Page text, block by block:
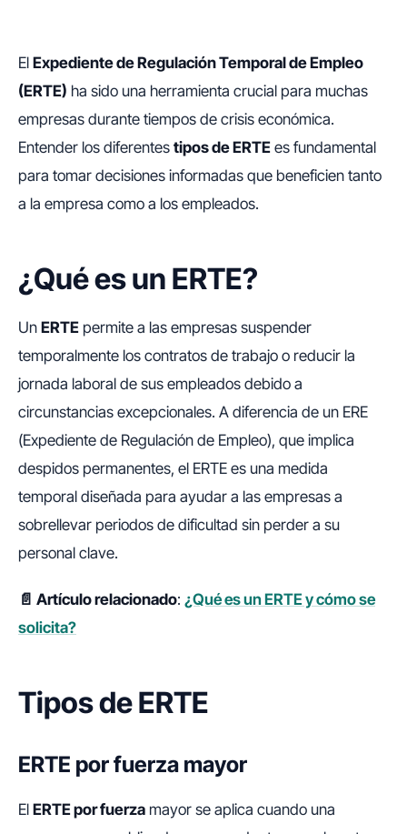
El Expediente de Regulación Temporal de Empleo
(ERTE) ha sido una herramienta crucial para muchas
empresas durante tiempos de crisis económica.
Entender los diferentes tipos de ERTE es fundamental
para tomar decisiones informadas que beneficien tanto
a la empresa como a los empleados.
¿Qué es un ERTE?
Un ERTE permite a las empresas suspender
temporalmente los contratos de trabajo o reducir la
jornada laboral de sus empleados debido a
circunstancias excepcionales. A diferencia de un ERE
(Expediente de Regulación de Empleo), que implica
despidos permanentes, el ERTE es una medida
temporal diseñada para ayudar a las empresas a
sobrellevar periodos de dificultad sin perder a su
personal clave.
📄 Artículo relacionado: ¿Qué es un ERTE y cómo se
solicita?
Tipos de ERTE
ERTE por fuerza mayor
El ERTE por fuerza mayor se aplica cuando una